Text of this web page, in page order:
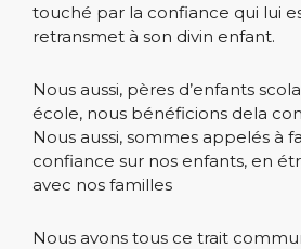
touché par la confiance qui lui
retransmet à son divin enfant.
Nous aussi, pères d’enfants
école, nous bénéficions dela
Nous aussi, sommes appelés à
confiance sur nos enfants, en
avec nos familles
Nous avons tous ce trait